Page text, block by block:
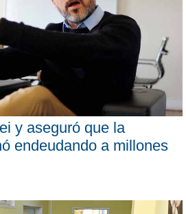
y aseguró que la
endeudando a millones